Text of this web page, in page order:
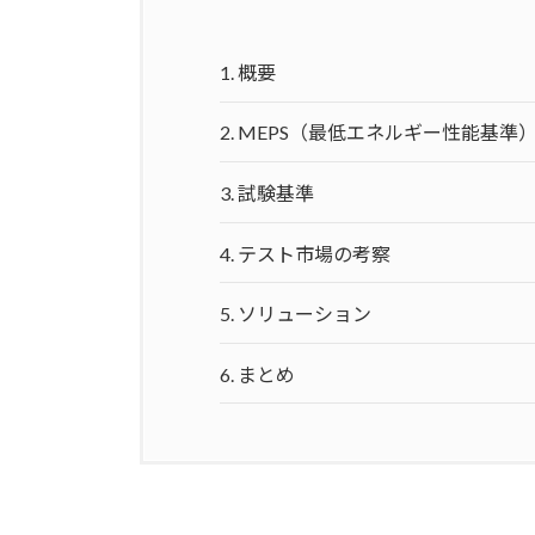
1. 概要
2. MEPS（最低エネルギー性能基準
3.試験基準
4. テスト市場の考察
5. ソリューション
6. まとめ